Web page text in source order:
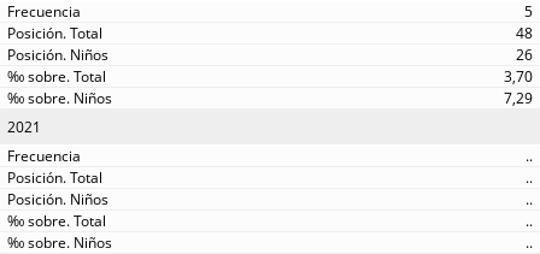
5
48
26
3,70
7,29
2021
..
..
..
..
..